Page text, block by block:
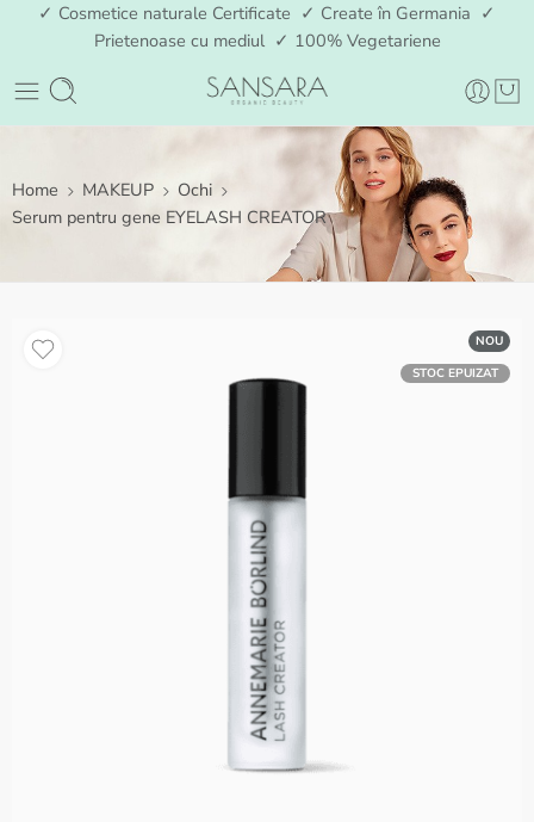
✓ Cosmetice naturale Certificate ✓ Create în Germania ✓
Prietenoase cu mediul ✓ 100% Vegetariene
Home MAKEUP
Ochi
Serum pentru gene EYELASH CREATOR
NOU
STOC EPUIZAT